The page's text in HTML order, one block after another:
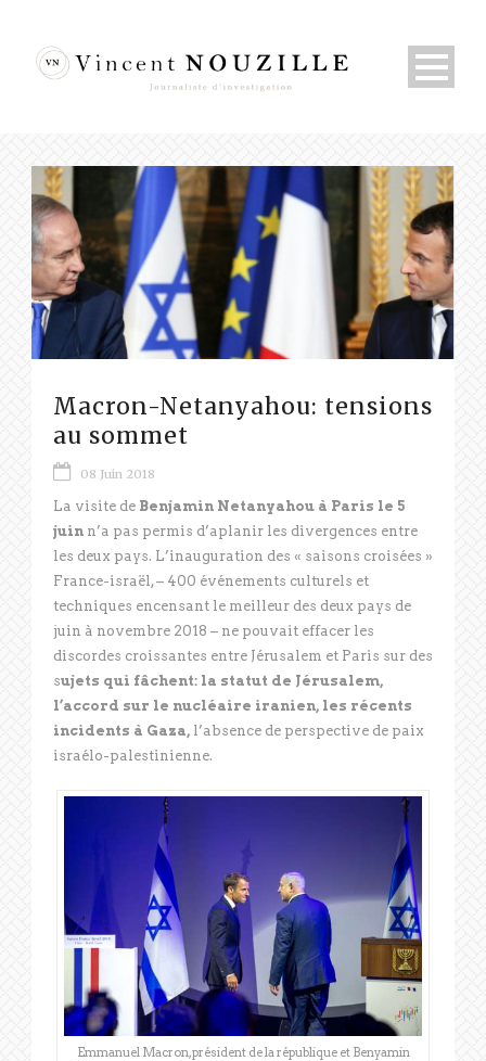
Macron-Netanyahou: tensions
au sommet
08 Juin 2018
La visite de Benjamin Netanyahou à Paris le 5
juin n’a pas permis d’aplanir les divergences entre
les deux pays. L’inauguration des « saisons croisées »
France-israël, – 400 événements culturels et
techniques encensant le meilleur des deux pays de
juin à novembre 2018 – ne pouvait effacer les
discordes croissantes entre Jérusalem et Paris sur des
sujets qui fâchent: la statut de Jérusalem,
l’accord sur le nucléaire iranien, les récents
incidents à Gaza, l’absence de perspective de paix
israélo-palestinienne.
Emmanuel Macron, président de la république et Benyamin